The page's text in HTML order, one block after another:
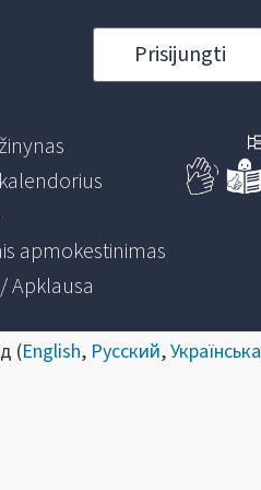
Prisijungti
apmokestinimas
Apklausa
(English, Русский,Українська